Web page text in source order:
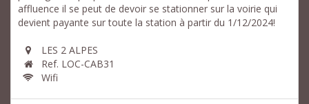
affluence il se peut de devoir se stationner sur la voirie qui
devient payante sur toute la station à partir du 1/12/2024!
LES 2 ALPES
Ref. LOC-CAB31
Wifi